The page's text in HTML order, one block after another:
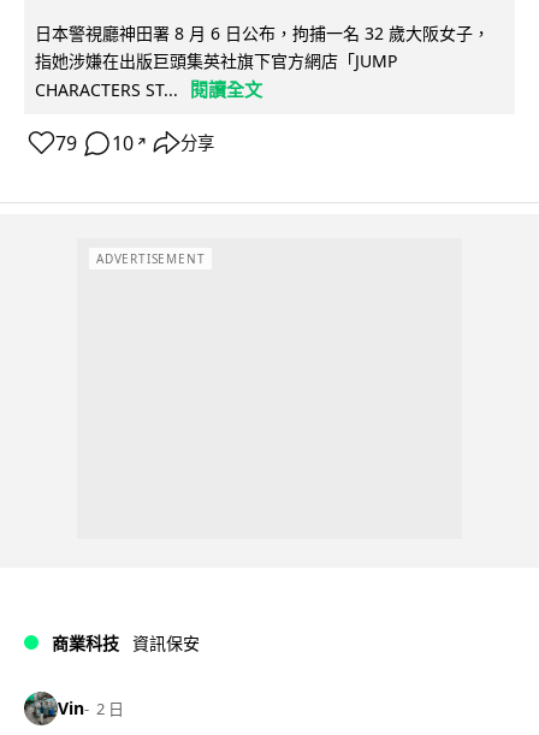
日本警視廳神田署 8 月 6 日公布，拘捕一名 32 歲大阪女子，
指她涉嫌在出版巨頭集英社旗下官方網店「JUMP
CHARACTERS ST...
閱讀全文
79 10 ↗ 分享
ADVERTISEMENT
商業科技 資訊保安
Vin 2 日